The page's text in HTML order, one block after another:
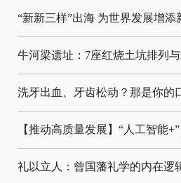
“新新三样”出海 为世界发展增添
牛河梁遗址：7座红烧土坑排列
洗牙出血、牙齿松动？那是你的
【推动高质量发展】“人工智能
礼以立人：曾国藩礼学的内在逻